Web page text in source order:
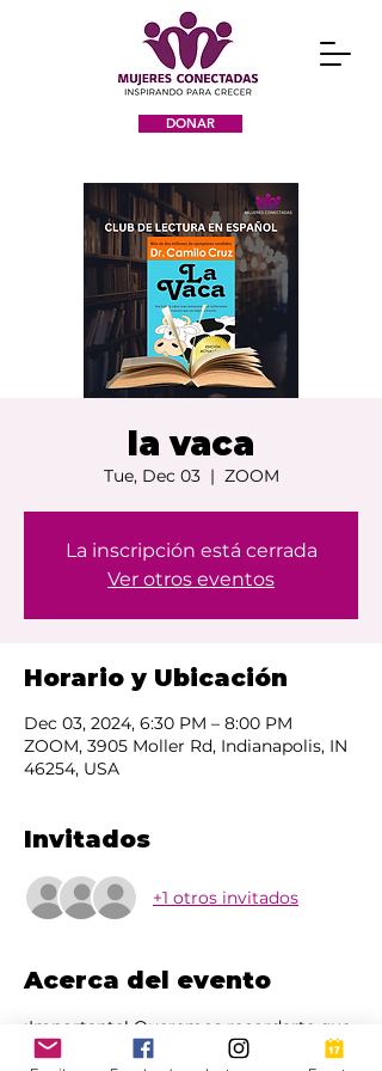
DONAR
la vaca
Tue, Dec 03
  |
ZOOM
La inscripción está cerrada
Ver otros eventos
Horario y Ubicación
Dec 03, 2024, 6:30 PM – 8:00 PM
ZOOM, 3905 Moller Rd, Indianapolis, IN
46254, USA
Invitados
+1 otros invitados
Acerca del evento
¡Importante! Queremos recordarte que
es necesario registrarse para participar.